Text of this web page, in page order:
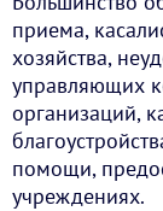
приема,
хозяйства,
управляющих
организаций,
помощи,
учреждениях.